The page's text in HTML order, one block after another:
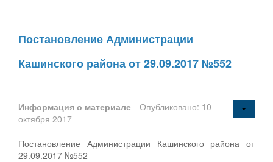
Постановление Администрации
Кашинского района от 29.09.2017 №552
Информация о материале
Опубликовано: 10
октября 2017
Постановление Администрации Кашинского района от
29.09.2017 №552